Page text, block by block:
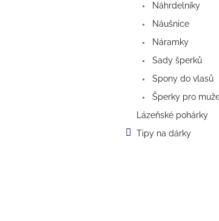
Náhrdelníky
Náušnice
Náramky
Sady šperků
Spony do vlasů
Šperky pro
Lázeňské pohárky
Tipy na dárky